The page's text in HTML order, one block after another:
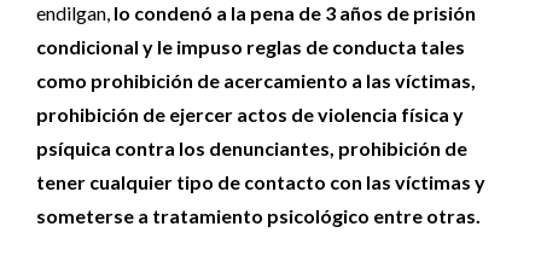
endilgan, lo condenó a la pena de 3 años de prisión
condicional y le impuso reglas de conducta tales
como prohibición de acercamiento a las víctimas,
prohibición de ejercer actos de violencia física y
psíquica contra los denunciantes, prohibición de
tener cualquier tipo de contacto con las víctimas y
someterse a tratamiento psicológico entre otras.